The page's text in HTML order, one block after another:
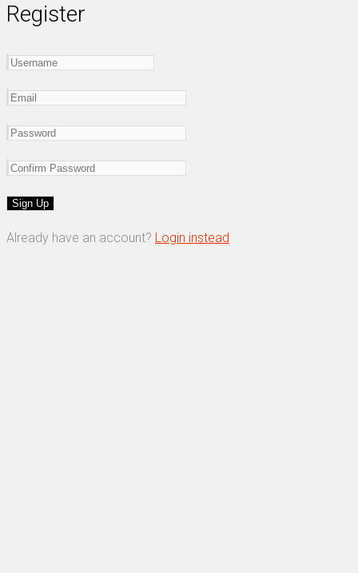
Register
Already have an account? Login instead